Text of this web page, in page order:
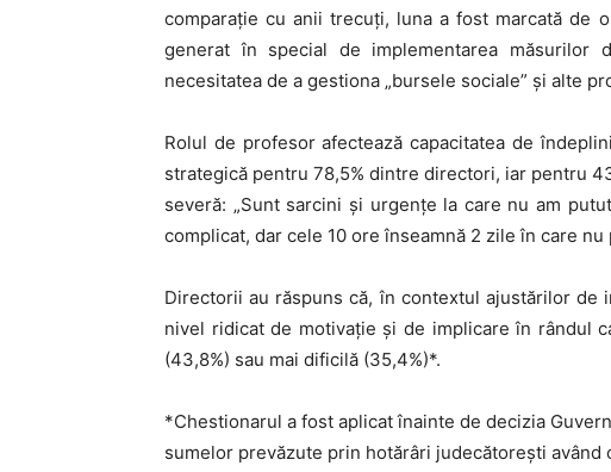
comparație cu anii trecuți, luna a fost marcată de
generat în special de implementarea
necesitatea de a gestiona „bursele sociale” și alte
Rolul de profesor afectează capacitatea de
strategică pentru 78,5% dintre directori, iar pentru
severă: „Sunt sarcini și urgențe la care nu am
complicat, dar cele 10 ore înseamnă 2 zile în care nu
Directorii au răspuns că, în contextul ajustărilor
nivel ridicat de motivație și de implicare în rândul
(43,8%) sau mai dificilă (35,4%)*.
*Chestionarul a fost aplicat înainte de decizia
sumelor prevăzute prin hotărâri judecătorești